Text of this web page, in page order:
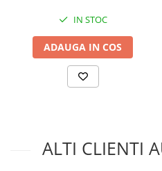
IN STOC
ADAUGA IN COS
ALTI CLIENTI